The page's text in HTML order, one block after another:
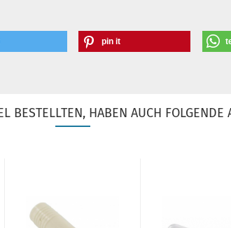
pin it
BESTELLTEN, HABEN AUCH FOLGENDE